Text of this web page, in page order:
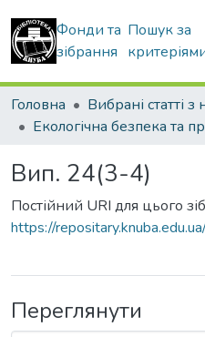
Фонди та
зібрання
Пошук за
Головна
Вип. 24(3-4)
Постійний URI для цього
https://
Переглянути